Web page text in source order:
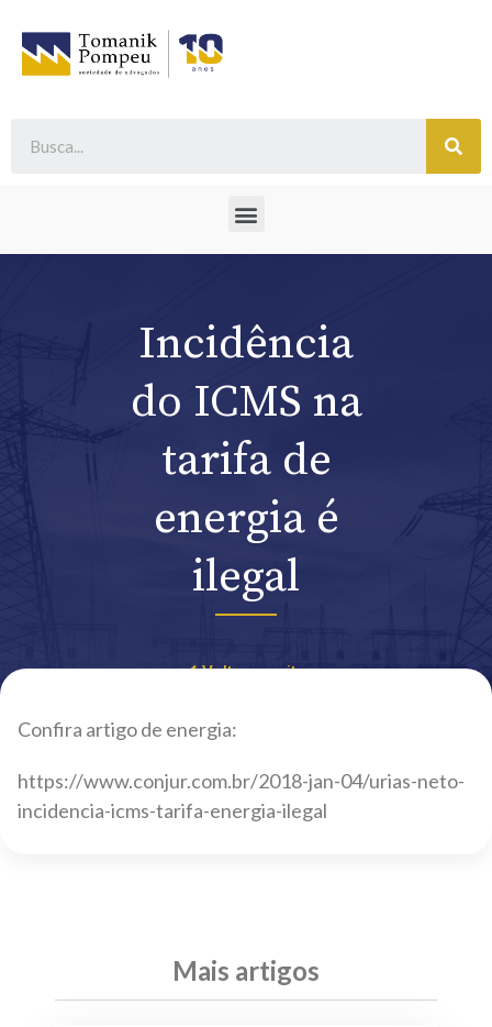
Incidência
do ICMS na
tarifa de
energia é
ilegal
Voltar ao site
Confira artigo de energia:
https://www.conjur.com.br/2018-jan-04/urias-neto-
incidencia-icms-tarifa-energia-ilegal
Mais artigos